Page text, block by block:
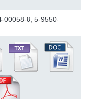
00058-8, 5-9550-